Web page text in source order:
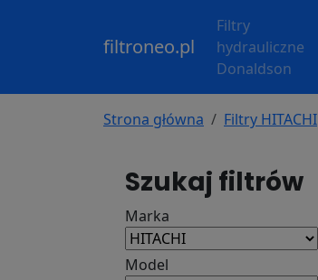
filtroneo.pl
Filtry
hydrauliczne
Donaldson
Strona główna Filtry HITACHI
Szukaj filtrów
Marka
Model